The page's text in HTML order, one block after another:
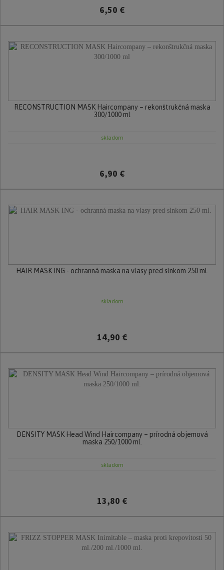
6,50 €
RECONSTRUCTION MASK Haircompany – rekonštrukčná maska
300/1000 ml
skladom
6,90 €
HAIR MASK ING - ochranná maska na vlasy pred slnkom 250 ml.
skladom
14,90 €
DENSITY MASK Head Wind Haircompany – prírodná objemová
maska 250/1000 ml.
skladom
13,80 €